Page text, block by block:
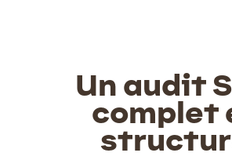
Un audit
complet